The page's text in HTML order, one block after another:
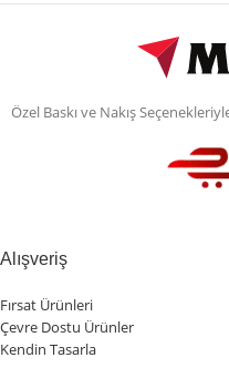
Özel Baskı ve Nakış
Alışveriş
Fırsat Ürünleri
Çevre Dostu Ürünler
Kendin Tasarla